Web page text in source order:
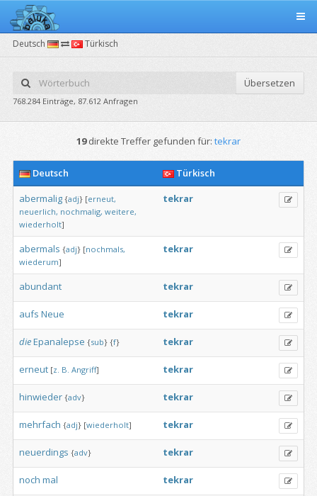
Deutsch Türkisch
Übersetzen
768.284 Einträge, 87.612 Anfragen
19direkte Treffer gefunden für: tekrar
Deutsch
Türkisch
abermalig {adj} [erneut,
neuerlich, nochmalig, weitere,
wiederholt]
tekrar
abermals {adj} [nochmals,
wiederum]
tekrar
abundant tekrar
aufs Neue tekrar
dieEpanalepse {sub} {f} tekrar
erneut [z. B. Angriff] tekrar
hinwieder {adv} tekrar
mehrfach {adj} [wiederholt] tekrar
neuerdings {adv} tekrar
noch mal tekrar